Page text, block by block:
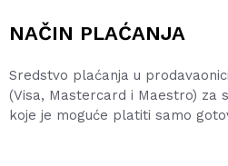
NAČIN PLAĆANJA
Sredstvo plaćanja u
(Visa, Mastercard i Maestro) za
koje je moguće platiti samo